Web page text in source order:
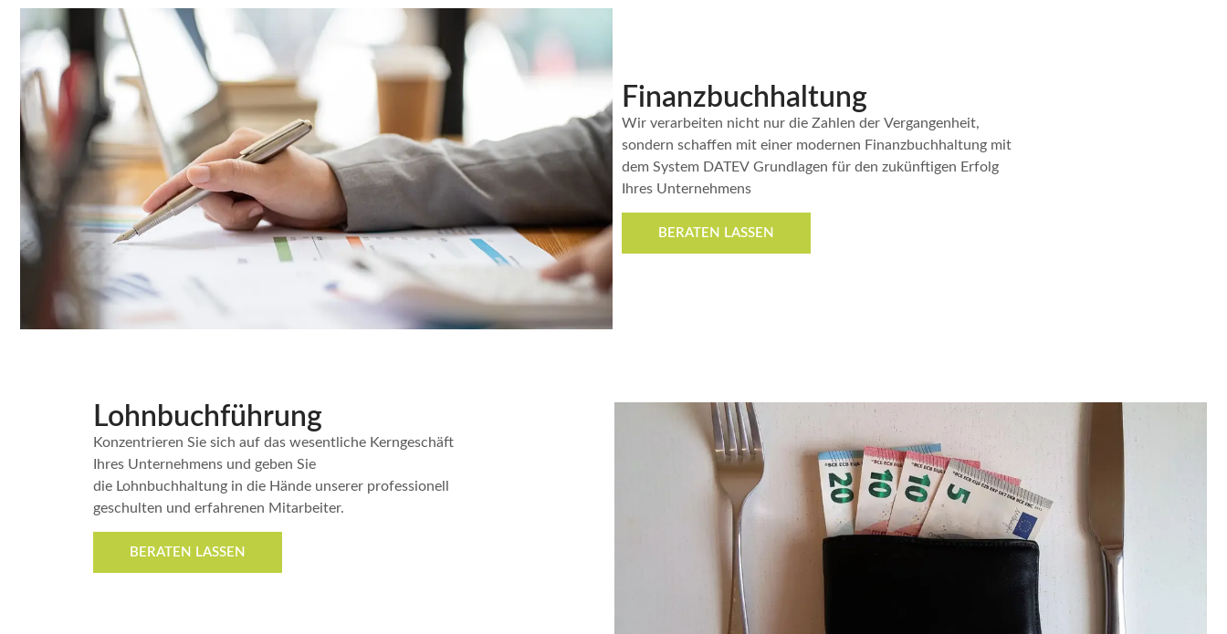
Finanzbuchhaltung
Wir verarbeiten nicht nur die Zahlen der Vergangenheit,
sondern schaffen mit einer modernen Finanzbuchhaltung mit
dem System DATEV Grundlagen für den zukünftigen Erfolg
Ihres Unternehmens
BERATEN LASSEN
Lohnbuchführung
Konzentrieren Sie sich auf das wesentliche Kerngeschäft
Ihres Unternehmens und geben Sie
die Lohnbuchhaltung in die Hände unserer professionell
geschulten und erfahrenen Mitarbeiter.
BERATEN LASSEN